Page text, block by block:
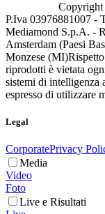
P.Iva 03976881007 -
Mediamond S.p.A. -
Amsterdam (Paesi
Monzese (MI)
riprodotti è vietata
sistemi di intelligenza
espresso di utilizzare
Legal
CorporatePrivacy
Media
Video
Foto
Live e Risultati